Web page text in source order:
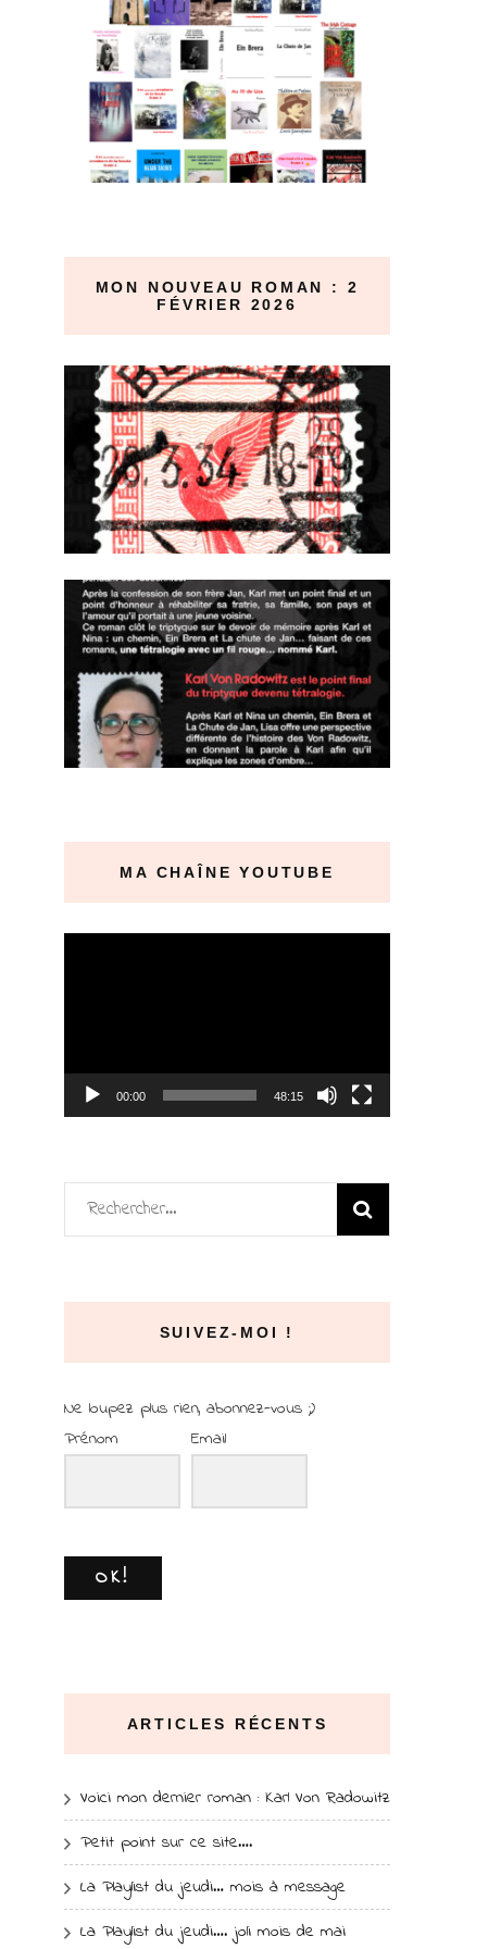
MON NOUVEAU ROMAN : 2
FÉVRIER 2026
MA CHAÎNE YOUTUBE
00:00 48:15
Rechercher :
SUIVEZ-MOI !
Ne loupez plus rien, abonnez-vous ;)
Prénom
Email
OK!
ARTICLES RÉCENTS
Voici mon dernier roman : Karl Von Radowitz
Petit point sur ce site….
La Playlist du jeudi… mois à message
La Playlist du jeudi…. joli mois de mai